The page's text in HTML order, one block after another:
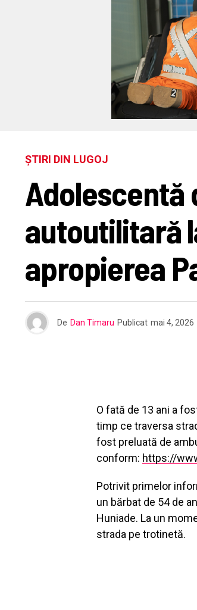
ȘTIRI DIN LUGOJ
Adolescentă
autoutilitară
apropierea
De Dan Timaru Publicat mai 4, 2026
O fată de 13 ani a
timp ce traversa
fost preluată de
conform: https://
Potrivit primelor
un bărbat de 54 de
Huniade. La un
strada pe trotinetă.